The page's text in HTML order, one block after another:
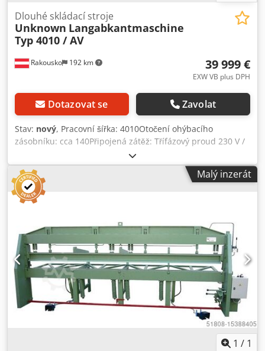
Rakousko 192 km
Dlouhé skládací stroje
Unknown Langabkantmaschine
Typ 4010 / AV
39 999 €
EXW VB plus DPH
Dotazovat se Zavolat
Stav: nový, Pracovní šířka: 4010Otočení ohýbacího
zásobníku: cca 140Připojená zátěž: Třífázový proud 230 V /
400 V - 1,5Úhel ohybu (max.): 180Délka ohybu: 4010 -
VYSOKÁ ÚČINNOST - PLNĚ HYDRAULICKÝ - VYSOCE
KVALITNÍ OCEL - ROVNOMĚRNÝ KONTAKTNÍ TLAK - RUČNÍ
ŘEZACÍ JEDNOTKA - S PROFILOVACÍM ZAŘÍZENÍM -
ELEKTRONICKÉ NASTAVENÍ ÚHLU Djdper A Ntwsfx Aileck
klempíře a malé i velké podniky zpracovávající plech.
Vyznačuje se jednoduchou a důmyslnou konstrukcí a není
náchylný k opravám. Dlouhý ohraňovací stroj RULI pracuje
plně hydraulicky, upínání a ohýbání se ovládá malou
pákou. Kyvadlově uložený a vertikálně uzavíratelný horní
nosník umožňuje rovnoměrně rozložený přítlak po celé
délce a zabraňuje posunu plechu při upínání. Stupnice o 2
stupních umožňují odečítat a nastavovat jednotlivé úhly
ohybu. Stroj se instaluje na betonovou podlahu nebo strop
Malý inzerát
1 / 1